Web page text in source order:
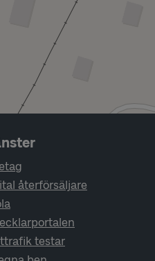
återförsäljare
testar